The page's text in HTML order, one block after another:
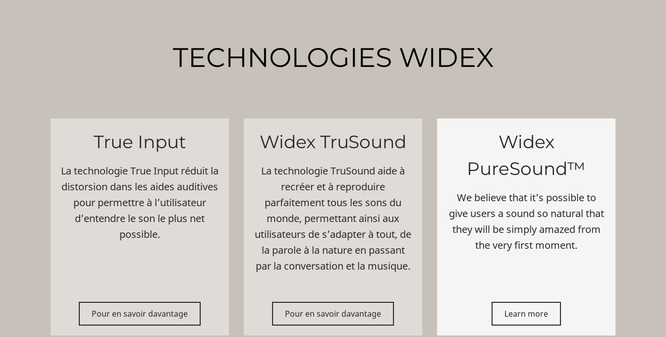
TECHNOLOGIES WIDEX
True Input
La technologie True Input réduit la
distorsion dans les aides auditives
pour permettre à l’utilisateur
d’entendre le son le plus net
possible.
Pour en savoir davantage
Widex TruSound
La technologie TruSound aide à
recréer et à reproduire
parfaitement tous les sons du
monde, permettant ainsi aux
utilisateurs de s’adapter à tout, de
la parole à la nature en passant
par la conversation et la musique.
Pour en savoir davantage
Widex
PureSound™
We believe that it’s possible to
give users a sound so natural that
they will be simply amazed from
the very first moment.
Learn more